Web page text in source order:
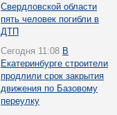
Свердловской области
пять человек погибли в
ДТП
Сегодня 11:08 В
Екатеринбурге строители
продлили срок закрытия
движения по Базовому
переулку